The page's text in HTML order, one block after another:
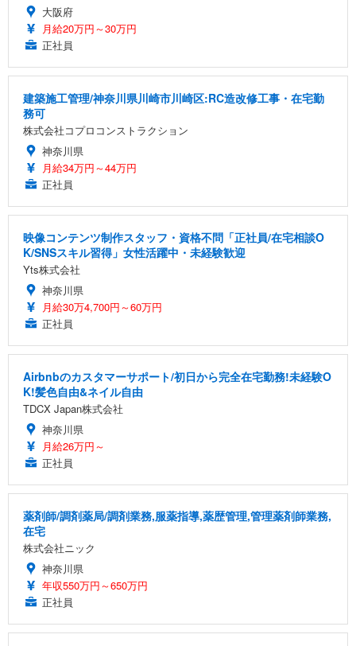
大阪府
月給20万円～30万円
正社員
建築施工管理/神奈川県川崎市川崎区:RC造改修工事・在宅勤
務可
株式会社コプロコンストラクション
神奈川県
月給34万円～44万円
正社員
映像コンテンツ制作スタッフ・資格不問「正社員/在宅相談O
K/SNSスキル習得」女性活躍中・未経験歓迎
Yts株式会社
神奈川県
月給30万4,700円～60万円
正社員
Airbnbのカスタマーサポート/初日から完全在宅勤務!未経験O
K!髪色自由&ネイル自由
TDCX Japan株式会社
神奈川県
月給26万円～
正社員
薬剤師/調剤薬局/調剤業務,服薬指導,薬歴管理,管理薬剤師業務,
在宅
株式会社ニック
神奈川県
年収550万円～650万円
正社員